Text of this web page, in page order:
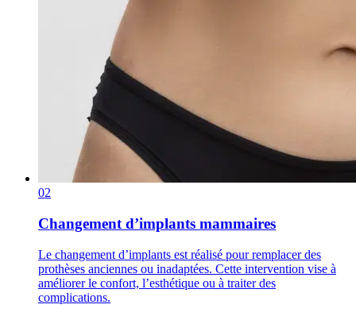
02
Changement d’implants mammaires
Le changement d’implants est réalisé pour remplacer des
prothèses anciennes ou inadaptées. Cette intervention vise à
améliorer le confort, l’esthétique ou à traiter des
complications.